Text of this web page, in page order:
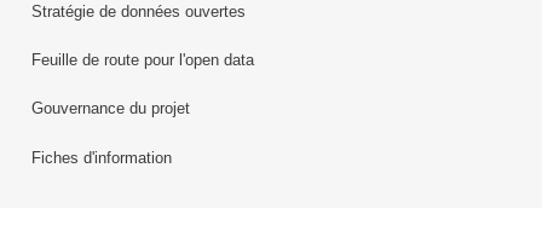
Stratégie de données ouvertes
Feuille de route pour l'open data
Gouvernance du projet
Fiches d'information